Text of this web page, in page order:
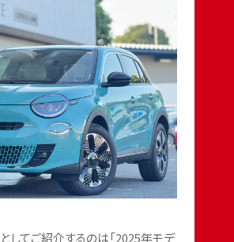
してご紹介するのは「2025年モデ